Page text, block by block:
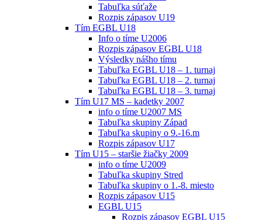
Tabuľka súťaže
Rozpis zápasov U19
Tím EGBL U18
Info o tíme U2006
Rozpis zápasov EGBL U18
Výsledky nášho tímu
Tabuľka EGBL U18 – 1. turnaj
Tabuľka EGBL U18 – 2. turnaj
Tabuľka EGBL U18 – 3. turnaj
Tím U17 MS – kadetky 2007
info o tíme U2007 MS
Tabuľka skupiny Západ
Tabuľka skupiny o 9.-16.m
Rozpis zápasov U17
Tím U15 – staršie žiačky 2009
info o tíme U2009
Tabuľka skupiny Stred
Tabuľka skupiny o 1.-8. miesto
Rozpis zápasov U15
EGBL U15
Rozpis zápasov EGBL U15